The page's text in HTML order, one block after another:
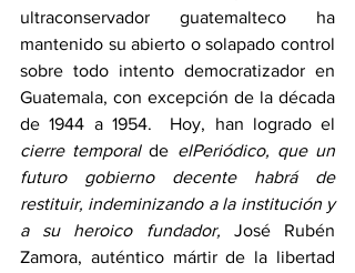
ultraconservador guatemalteco ha
mantenido su abierto o solapado control
sobre todo intento democratizador en
Guatemala, con excepción de la década
cierre temporal de elPeriódico, que un
futuro gobierno decente habrá de
restituir, indeminizando a la institución y
a su heroico fundador, José Rubén
Zamora, auténtico mártir de la libertad